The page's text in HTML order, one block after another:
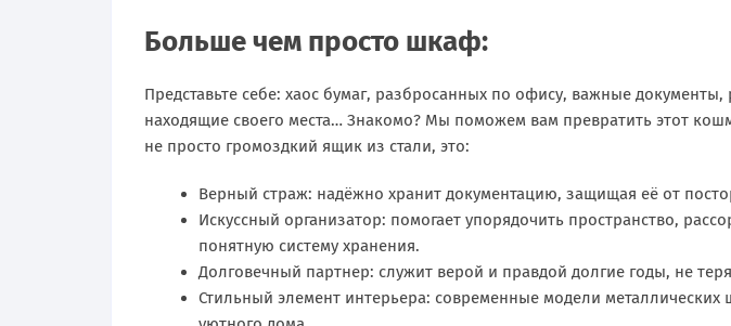
Больше чем просто шкаф:
Представьте себе: хаос бумаг, разбросанных по офису, важные
находящие своего места… Знакомо? Мы поможем вам превратить этот
не просто громоздкий ящик из стали, это:
Верный страж: надёжно хранит документацию, защищая её от
Искусcный организатор: помогает упорядочить пространство,
понятную систему хранения.
Долговечный партнер: служит верой и правдой долгие годы, не
Стильный элемент интерьера: современные модели